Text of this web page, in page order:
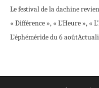
Le festival de la dachine
« Différence », « L’Heure », «
L’éphéméride du 6 août